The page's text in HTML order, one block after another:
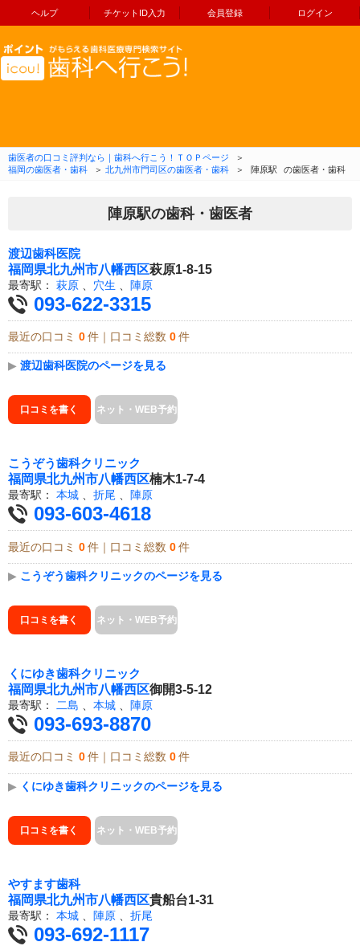
ヘルプ チケットID入力 会員登録 ログイン
コンテンツへ移動
歯医者の口コミ評判なら｜歯科へ行こう！ＴＯＰページ
＞
福岡の歯医者・歯科
＞ 北九州市門司区の歯医者・歯科 ＞ 陣原駅 の歯医者・歯科
陣原駅の歯科・歯医者
渡辺歯科医院
福岡県北九州市八幡西区萩原1-8-15
最寄駅： 萩原 穴生 陣原
093-622-3315
最近の口コミ 0 件｜口コミ総数 0 件
▶ 渡辺歯科医院のページを見る
口コミを書く ネット・WEB予約
こうぞう歯科クリニック
福岡県北九州市八幡西区楠木1-7-4
最寄駅： 本城 、 折尾 、 陣原
093-603-4618
最近の口コミ 0 件｜口コミ総数 0 件
▶ こうぞう歯科クリニックのページを見る
口コミを書く ネット・WEB予約
くにゆき歯科クリニック
福岡県北九州市八幡西区御開3-5-12
最寄駅： 二島 本城 陣原
093-693-8870
最近の口コミ 0 件｜口コミ総数 0 件
▶ くにゆき歯科クリニックのページを見る
口コミを書く ネット・WEB予約
やすます歯科
福岡県北九州市八幡西区貴船台1-31
最寄駅： 本城 陣原 折尾
093-692-1117